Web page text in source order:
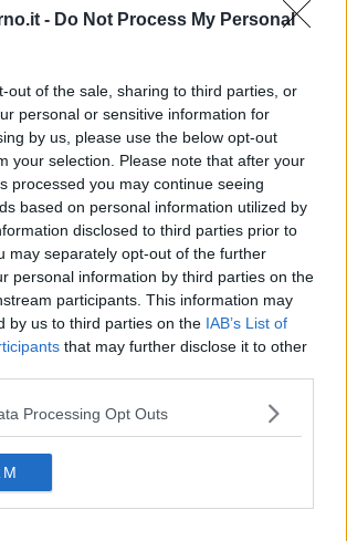
- Do Not Process My Personal
out of the sale, sharing to third parties, or
personal or sensitive information for
by us, please use the below opt-out
your selection. Please note that after your
processed you may continue seeing
based on personal information utilized by
disclosed to third parties prior to
may separately opt-out of the further
personal information by third parties on the
participants. This information may
by us to third parties on the IAB’s List of
that may further disclose it to other
Processing Opt Outs